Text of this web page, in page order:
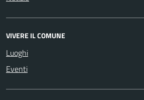
VIVERE IL COMUNE
Luoghi
Eventi